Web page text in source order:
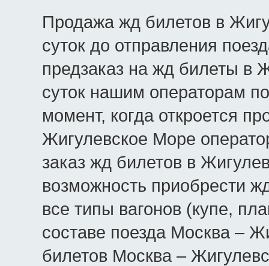
Продажа жд билетов в
суток до отправления
предзаказ на жд билеты в
суток нашим операторам
момент, когда откроется
Жигулевское Море
заказ жд билетов в
возможность приобрести
все типы вагонов (купе,
составе поезда Москва –
билетов Москва –